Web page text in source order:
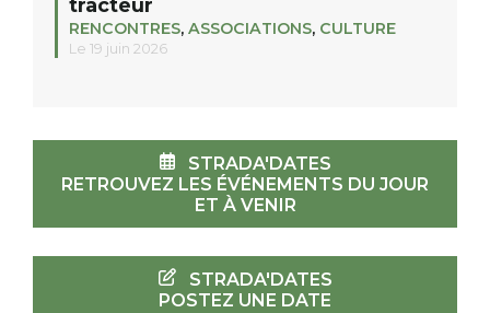
tracteur
RENCONTRES, ASSOCIATIONS, CULTURE
Le 19 juin 2026
STRADA'DATES
RETROUVEZ LES ÉVÉNEMENTS DU JOUR
ET À VENIR
STRADA'DATES
POSTEZ UNE DATE